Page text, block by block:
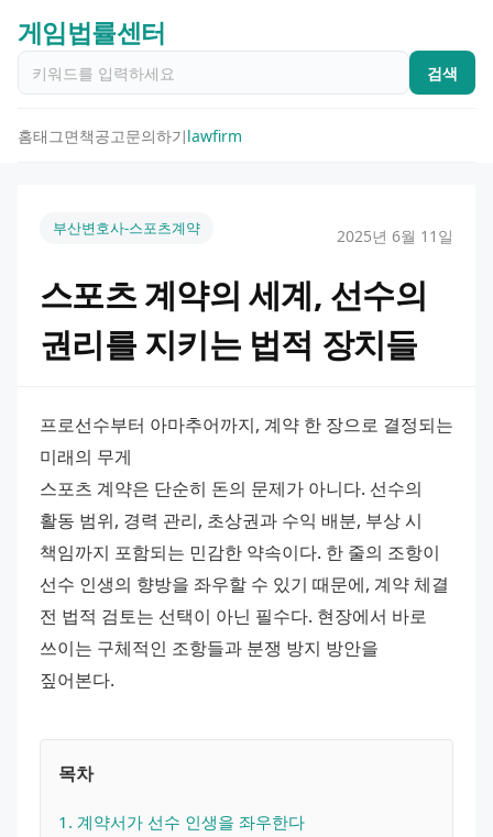
게임법률센터
검색
홈태그면책공고문의하기lawfirm
부산변호사-스포츠계약 2025년 6월 11일
스포츠 계약의 세계, 선수의
권리를 지키는 법적 장치들
프로선수부터 아마추어까지, 계약 한 장으로 결정되는
미래의 무게
스포츠 계약은 단순히 돈의 문제가 아니다. 선수의
활동 범위, 경력 관리, 초상권과 수익 배분, 부상 시
책임까지 포함되는 민감한 약속이다. 한 줄의 조항이
선수 인생의 향방을 좌우할 수 있기 때문에, 계약 체결
전 법적 검토는 선택이 아닌 필수다. 현장에서 바로
쓰이는 구체적인 조항들과 분쟁 방지 방안을
짚어본다.
목차
1 . 계약서가 선수 인생을 좌우한다